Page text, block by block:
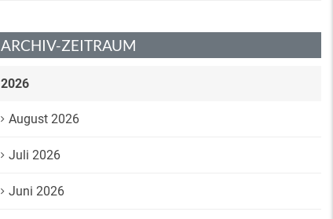
ARCHIV-ZEITRAUM
2026
August 2026
Juli 2026
Juni 2026